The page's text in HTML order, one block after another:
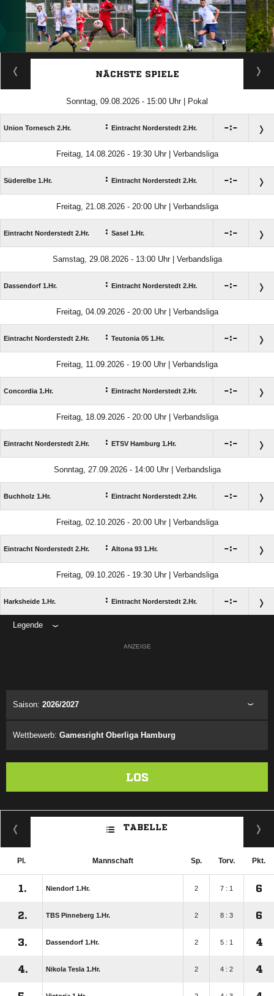
ANZEIGE
NÄCHSTE SPIELE
Sonntag, 09.08.2026 - 15:00 Uhr | Pokal
Union Tornesch 2.Hr. : Eintracht Norderstedt 2.Hr. :
Freitag, 14.08.2026 - 19:30 Uhr | Verbandsliga
Süderelbe 1.Hr. : Eintracht Norderstedt 2.Hr. :
Freitag, 21.08.2026 - 20:00 Uhr | Verbandsliga
Eintracht Norderstedt 2.Hr. : Sasel 1.Hr. :
Samstag, 29.08.2026 - 13:00 Uhr | Verbandsliga
Dassendorf 1.Hr. : Eintracht Norderstedt 2.Hr. :
Freitag, 04.09.2026 - 20:00 Uhr | Verbandsliga
Eintracht Norderstedt 2.Hr. : Teutonia 05 1.Hr. :
Freitag, 11.09.2026 - 19:00 Uhr | Verbandsliga
Concordia 1.Hr. : Eintracht Norderstedt 2.Hr. :
Freitag, 18.09.2026 - 20:00 Uhr | Verbandsliga
Eintracht Norderstedt 2.Hr. : ETSV Hamburg 1.Hr. :
Sonntag, 27.09.2026 - 14:00 Uhr | Verbandsliga
Buchholz 1.Hr. : Eintracht Norderstedt 2.Hr. :
Freitag, 02.10.2026 - 20:00 Uhr | Verbandsliga
Eintracht Norderstedt 2.Hr. : Altona 93 1.Hr. :
Freitag, 09.10.2026 - 19:30 Uhr | Verbandsliga
Harksheide 1.Hr. : Eintracht Norderstedt 2.Hr. :
Legende
ANZEIGE
Saison: 2026/2027
Wettbewerb: Gamesright Oberliga Hamburg
LOS
TABELLE
Pl. Mannschaft Sp. Torv. Pkt.
1. Niendorf 1.Hr. 2 7 : 1 6
2. TBS Pinneberg 1.Hr. 2 8 : 3 6
3. Dassendorf 1.Hr. 2 5 : 1 4
4. Nikola Tesla 1.Hr. 2 4 : 2 4